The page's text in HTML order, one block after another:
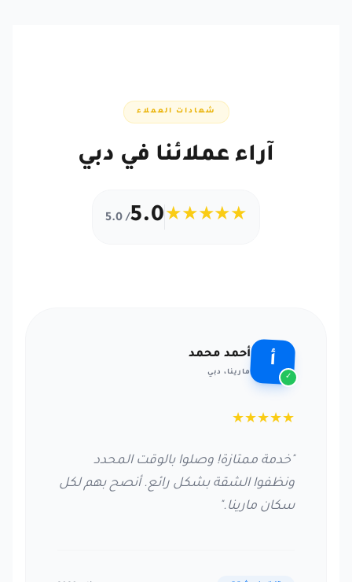
شهادات العملاء
آراء عملائنا في دبي
★★★★★
5.0
/ 5.0
أ
✓
أحمد محمد
مارينا، دبي
★
★
★
★
★
"خدمة ممتازة! وصلوا بالوقت المحدد
ونظفوا الشقة بشكل رائع. أنصح بهم لكل
سكان مارينا."